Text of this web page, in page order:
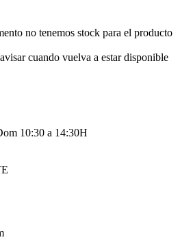
no tenemos stock para el producto
cuando vuelva a estar disponible
10:30 a 14:30H